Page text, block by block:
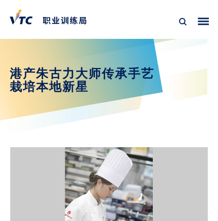
港产朱古力大师传承手艺
栽培本地新星